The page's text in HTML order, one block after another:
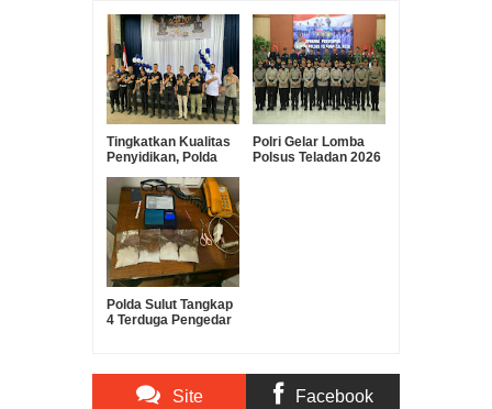
Tingkatkan Kualitas
Penyidikan, Polda
Olah TKP Antar
Polres
Polri Gelar Lomba
Polsus Teladan 2026
Polda Sulut Tangkap
4 Terduga Pengedar
Site Facebook